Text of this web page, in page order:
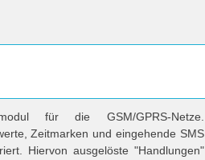
für die GSM/GPRS-Netze.
Zeitmarken und eingehende SMS
Hiervon ausgelöste "Handlungen"